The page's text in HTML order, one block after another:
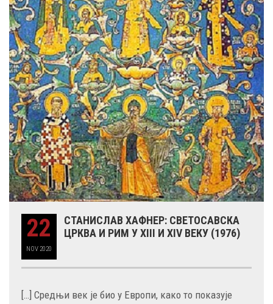
22
NOV 2020
СТАНИСЛАВ ХАФНЕР: СВЕТОСАВСКА
ЦРКВА И РИМ У XIII И XIV ВЕКУ (1976)
[…] Средњи век је био у Европи, како то показује